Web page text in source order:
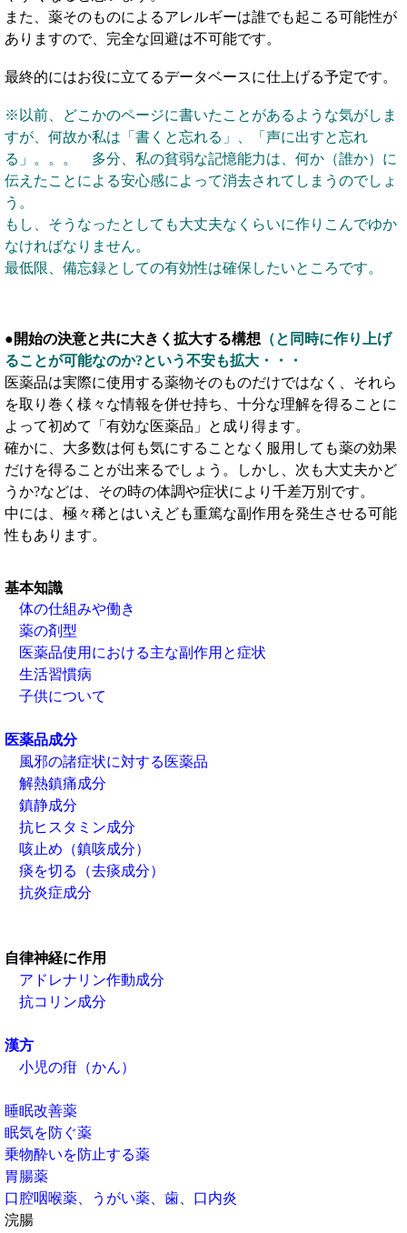
また、薬そのものによるアレルギーは誰でも起こる可能性が
ありますので、完全な回避は不可能です。
最終的にはお役に立てるデータベースに仕上げる予定です。
※以前、どこかのページに書いたことがあるような気がしま
すが、何故か私は「書くと忘れる」、「声に出すと忘れ
る」。。。 多分、私の貧弱な記憶能力は、何か（誰か）に
伝えたことによる安心感によって消去されてしまうのでしょ
う。
もし、そうなったとしても大丈夫なくらいに作りこんでゆか
なければなりません。
最低限、備忘録としての有効性は確保したいところです。
●開始の決意と共に大きく拡大する構想 （と同時に作り上げ
ることが可能なのか?という不安も拡大・・・
医薬品は実際に使用する薬物そのものだけではなく、それら
を取り巻く様々な情報を併せ持ち、十分な理解を得ることに
よって初めて「有効な医薬品」と成り得ます。
確かに、大多数は何も気にすることなく服用しても薬の効果
だけを得ることが出来るでしょう。しかし、次も大丈夫かど
うか?などは、その時の体調や症状により千差万別です。
中には、極々稀とはいえども重篤な副作用を発生させる可能
性もあります。
基本知識
体の仕組みや働き
薬の剤型
医薬品使用における主な副作用と症状
生活習慣病
子供について
医薬品成分
風邪の諸症状に対する医薬品
解熱鎮痛成分
鎮静成分
抗ヒスタミン成分
咳止め（鎮咳成分）
痰を切る（去痰成分）
抗炎症成分
自律神経に作用
アドレナリン作動成分
抗コリン成分
漢方
小児の疳（かん）
睡眠改善薬
眠気を防ぐ薬
乗物酔いを防止する薬
胃腸薬
口腔咽喉薬、うがい薬、歯、口内炎
浣腸